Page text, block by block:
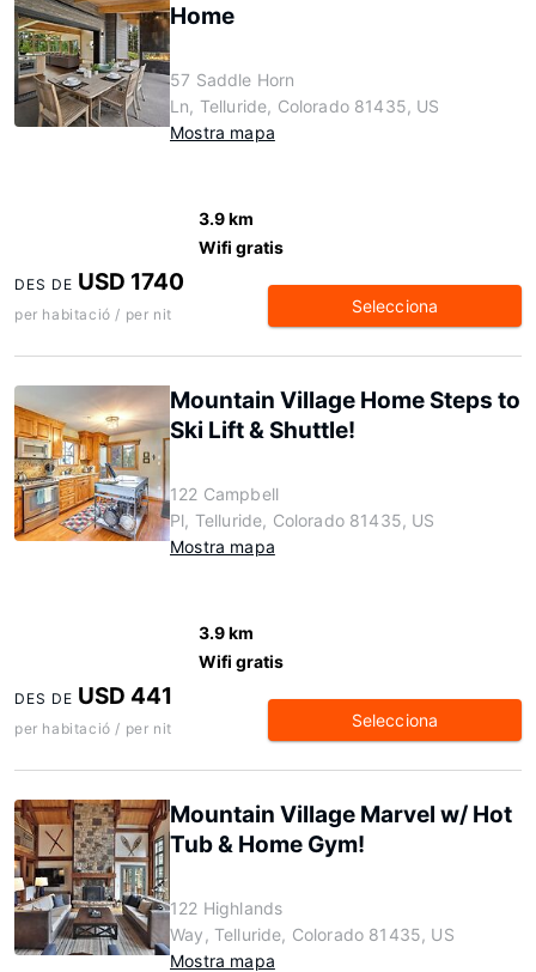
Home
57 Saddle Horn
Ln, Telluride, Colorado 81435, US
Mostra mapa
3.9 km
Wifi gratis
DES DE USD 1740
per habitació / per nit Selecciona
Mountain Village Home Steps to
Ski Lift & Shuttle!
122 Campbell
Pl, Telluride, Colorado 81435, US
Mostra mapa
3.9 km
Wifi gratis
DES DE USD 441
per habitació / per nit Selecciona
Mountain Village Marvel w/ Hot
Tub & Home Gym!
122 Highlands
Way, Telluride, Colorado 81435, US
Mostra mapa